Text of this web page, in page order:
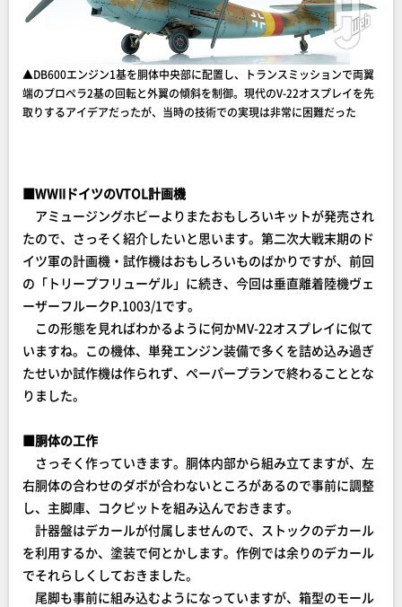
▲DB600エンジン1基を胴体中央部に配置し、トランスミッションで両翼
端のプロペラ2基の回転と外翼の傾斜を制御。現代のV-22オスプレイを先
取りするアイデアだったが、当時の技術での実現は非常に困難だった
■WWIIドイツのVTOL計画機
アミュージングホビーよりまたおもしろいキットが発売され
たので、さっそく紹介したいと思います。第二次大戦末期のド
イツ軍の計画機・試作機はおもしろいものばかりですが、前回
の「トリープフリューゲル」に続き、今回は垂直離着陸機ヴェ
ーザーフルークP.1003/1です。
この形態を見ればわかるように何かMV-22オスプレイに似て
いますね。この機体、単発エンジン装備で多くを詰め込み過ぎ
たせいか試作機は作られず、ペーパープランで終わることとな
りました。
■胴体の工作
さっそく作っていきます。胴体内部から組み立てますが、左
右胴体の合わせのダボが合わないところがあるので事前に調整
し、主脚庫、コクピットを組み込んでおきます。
計器盤はデカールが付属しませんので、ストックのデカール
を利用するか、塗装で何とかします。作例では余りのデカール
でそれらしくしておきました。
尾脚も事前に組み込むようになっていますが、箱型のモール